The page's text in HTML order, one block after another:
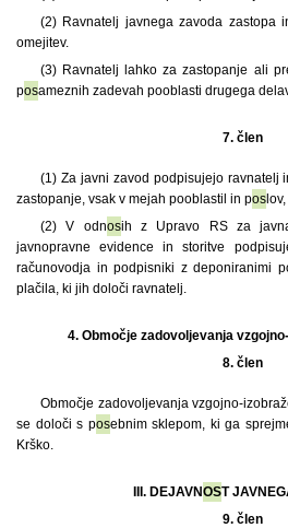
(2) Ravnatelj javnega zavoda zastopa
omejitev.
(3) Ravnatelj lahko za zastopanje ali
posameznih zadevah pooblasti drugega
7. člen
(1) Za javni zavod podpisujejo ravnatelj
zastopanje, vsak v mejah pooblastil in pos
(2) V odnosih z Upravo RS za
javnopravne evidence in storitve
računovodja in podpisniki z deponiranimi
plačila, ki jih določi ravnatelj.
4. Območje zadovoljevanja
8. člen
Območje zadovoljevanja vzgojno-
se določi s posebnim sklepom, ki ga
Krško.
III. DEJAVNOST
9. člen